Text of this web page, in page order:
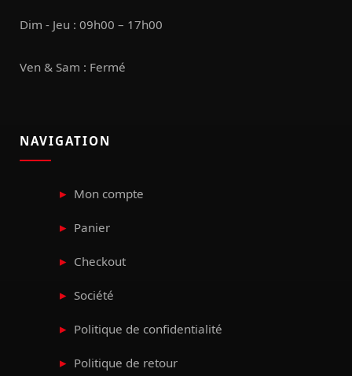
Dim - Jeu : 09h00 – 17h00
Ven & Sam : Fermé
NAVIGATION
Mon compte
Panier
Checkout
Société
Politique de confidentialité
Politique de retour